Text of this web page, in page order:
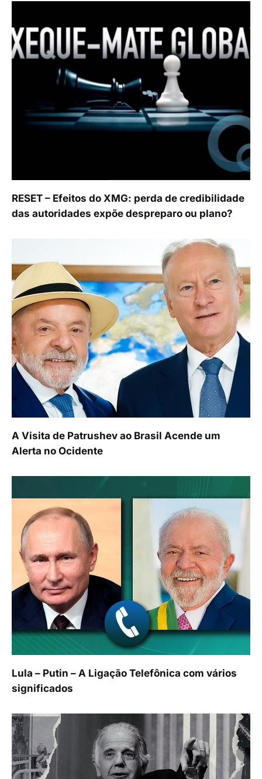
RESET – Efeitos do XMG: perda de credibilidade
das autoridades expõe despreparo ou plano?
A Visita de Patrushev ao Brasil Acende um
Alerta no Ocidente
Lula – Putin – A Ligação Telefônica com vários
significados